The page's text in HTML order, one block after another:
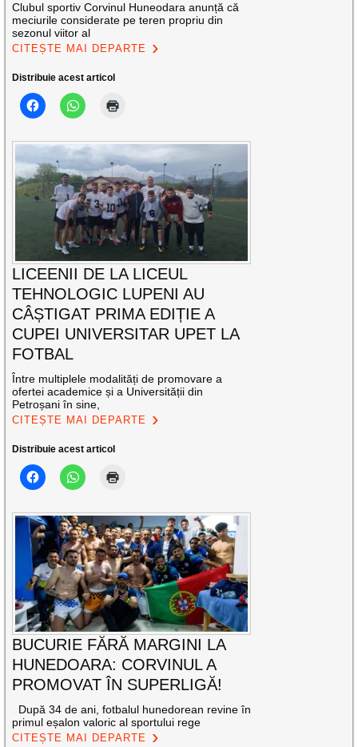
Clubul sportiv Corvinul Huneodara anunță că
meciurile considerate pe teren propriu din
sezonul viitor al
CITEȘTE MAI DEPARTE
Distribuie acest articol
LICEENII DE LA LICEUL
TEHNOLOGIC LUPENI AU
CÂȘTIGAT PRIMA EDIȚIE A
CUPEI UNIVERSITAR UPET LA
FOTBAL
Între multiplele modalități de promovare a
ofertei academice și a Universității din
Petroșani în sine,
CITEȘTE MAI DEPARTE
Distribuie acest articol
BUCURIE FĂRĂ MARGINI LA
HUNEDOARA: CORVINUL A
PROMOVAT ÎN SUPERLIGĂ!
După 34 de ani, fotbalul hunedorean revine în
primul eșalon valoric al sportului rege
CITEȘTE MAI DEPARTE